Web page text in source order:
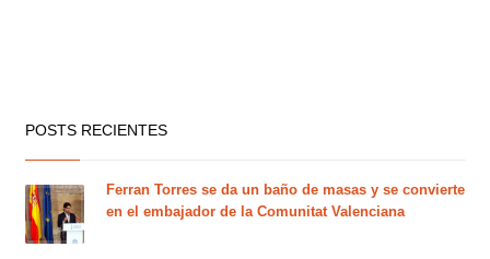
POSTS RECIENTES
Ferran Torres se da un baño de masas y se convierte
en el embajador de la Comunitat Valenciana